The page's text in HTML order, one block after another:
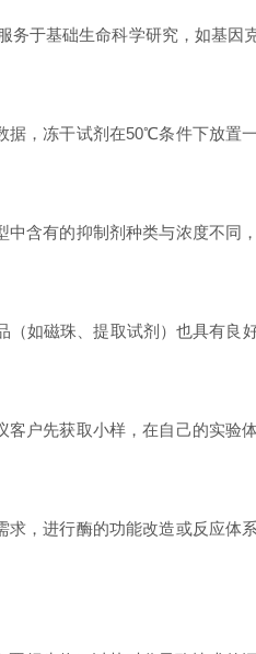
于基础生命科学研究，如基因
，冻干试剂在50℃条件下放置
含有的抑制剂种类与浓度不同
如磁珠、提取试剂）也具有良
户先获取小样，在自己的实验
，进行酶的功能改造或反应体